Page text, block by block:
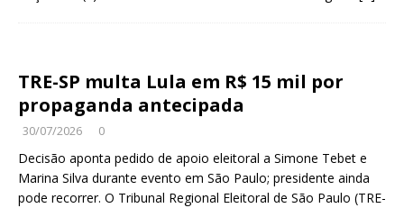
TRE-SP multa Lula em R$ 15 mil por
propaganda antecipada
30/07/2026 0
Decisão aponta pedido de apoio eleitoral a Simone Tebet e
Marina Silva durante evento em São Paulo; presidente ainda
pode recorrer. O Tribunal Regional Eleitoral de São Paulo (TRE-